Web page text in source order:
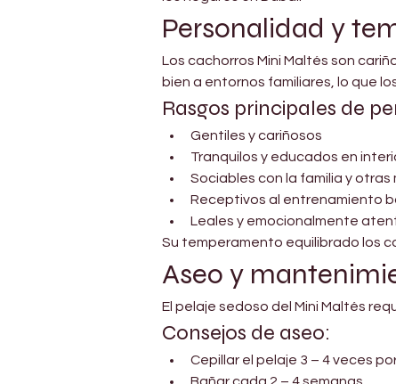
Personalidad y
Los cachorros Mini Maltés son
bien a entornos familiares, lo que
Rasgos principales de
Gentiles y cariñosos
Tranquilos y educados en
Sociables con la familia y otras
Receptivos al entrenamiento
Leales y emocionalmente
Su temperamento equilibrado los
Aseo y
El pelaje sedoso del Mini Maltés
Consejos de aseo:
Cepillar el pelaje 3 – 4 veces
Bañar cada 2 – 4 semanas